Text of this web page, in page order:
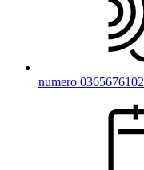
numero 0365676102